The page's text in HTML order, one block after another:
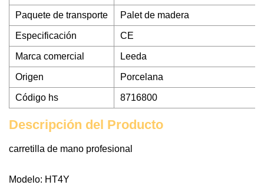
Paquete de transporte Palet de madera
Especificación CE
Marca comercial Leeda
Origen Porcelana
Código hs 8716800
Descripción del Producto
carretilla de mano profesional
Modelo: HT4Y